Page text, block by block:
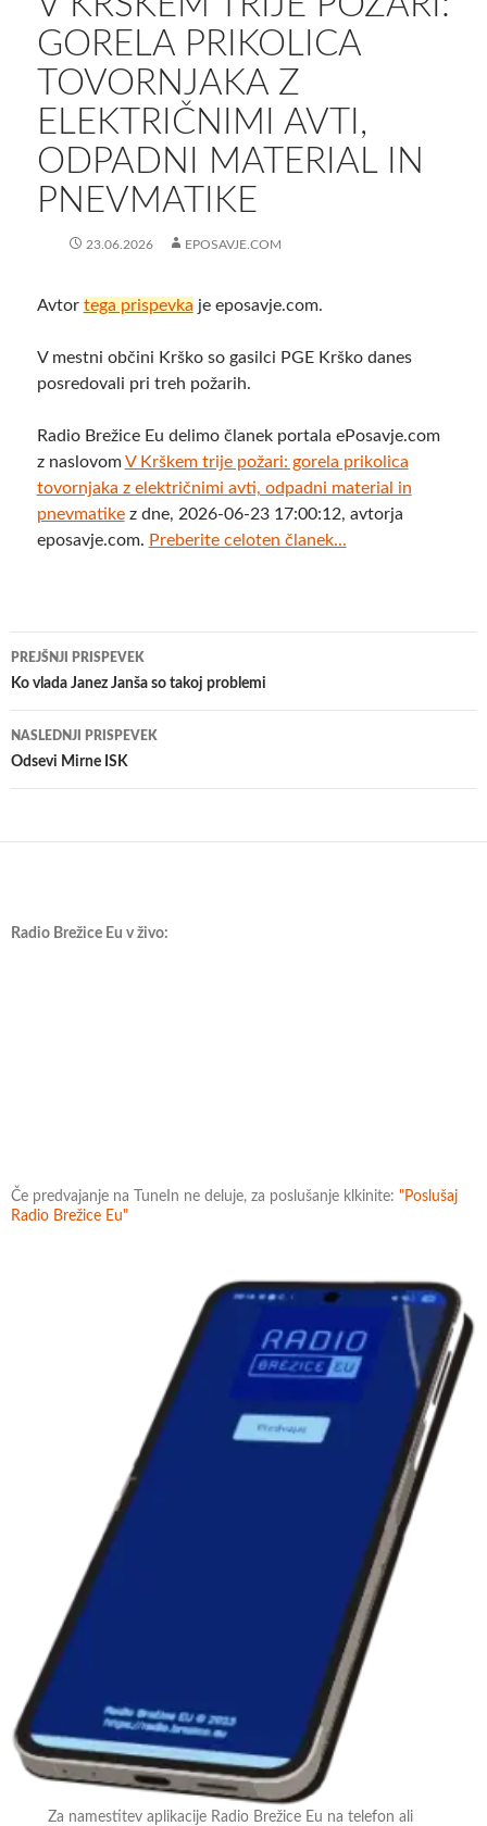
GORELA PRIKOLICA
TOVORNJAKA Z
ELEKTRIČNIMI AVTI,
ODPADNI MATERIAL IN
PNEVMATIKE
23.06.2026 EPOSAVJE.COM
Avtor tega prispevka je eposavje.com.
V mestni občini Krško so gasilci PGE Krško danes
posredovali pri treh požarih.
Radio Brežice Eu delimo članek portala ePosavje.com
z naslovomV Krškem trije požari: gorela prikolica
tovornjaka z električnimi avti, odpadni material in
pnevmatikez dne, 2026-06-23 17:00:12, avtorja
eposavje.com. Preberite celoten članek...
Krmarjenje
po
prispevkih
PREJŠNJI PRISPEVEK
Ko vlada Janez Janša so takoj problemi
NASLEDNJI PRISPEVEK
Odsevi Mirne ISK
Radio Brežice Eu v živo:
Če predvajanje na TuneIn ne deluje, za poslušanje klkinite: "Poslušaj
Radio Brežice Eu"
Za namestitev aplikacije Radio Brežice Eu na telefon ali